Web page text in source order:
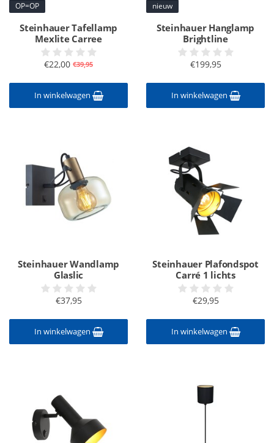
OP=OP
Steinhauer Tafellamp
Mexlite Carree
€22,00 €39,95
In winkelwagen
nieuw
Steinhauer Hanglamp
Brightline
€199,95
In winkelwagen
Steinhauer Wandlamp
Glaslic
€37,95
In winkelwagen
Steinhauer Plafondspot
Carré 1 lichts
€29,95
In winkelwagen